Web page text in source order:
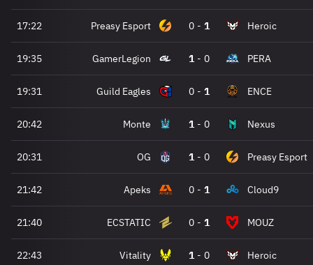
17:22 Preasy Esport 0 - 1 Heroic
19:35 GamerLegion 1 - 0 PERA
19:31 Guild Eagles 0 - 1 ENCE
20:42 Monte 1 - 0 Nexus
20:31 OG 1 - 0 Preasy Esport
21:42 Apeks 0 - 1 Cloud9
21:40 ECSTATIC 0 - 1 MOUZ
22:43 Vitality 1 - 0 Heroic